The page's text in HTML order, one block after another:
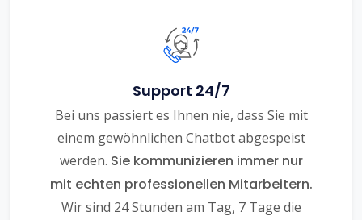
Support 24/7
Bei uns passiert es Ihnen nie, dass Sie mit
einem gewöhnlichen Chatbot abgespeist
werden. Sie kommunizieren immer nur
mit echten professionellen Mitarbeitern.
Wir sind 24 Stunden am Tag, 7 Tage die